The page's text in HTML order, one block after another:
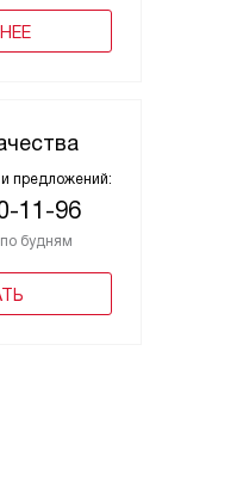
предложений:
11-96
будням